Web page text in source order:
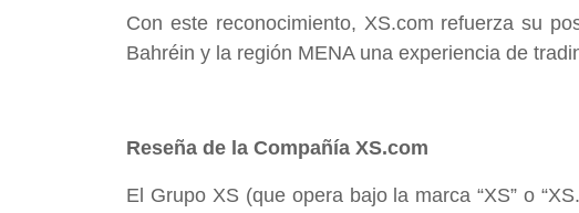
Con este reconocimiento, XS.com refuerza su
Bahréin y la región MENA una experiencia de
Reseña de la Compañía XS.com
El Grupo XS (que opera bajo la marca “XS” o